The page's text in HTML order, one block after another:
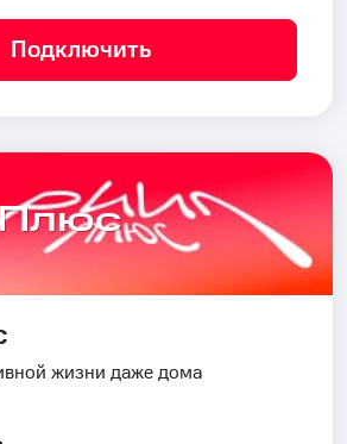
Подключить
жизни даже дома